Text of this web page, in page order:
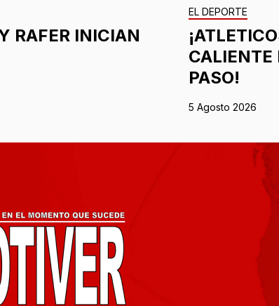
RAFER INICIAN
EL DEPORTE
CALIENTE
PASO!
5 Agosto 2026